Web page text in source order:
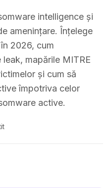
intelligence și
amenințare. Înțelege
2026, cum
mapările MITRE
și cum să
împotriva celor
active.